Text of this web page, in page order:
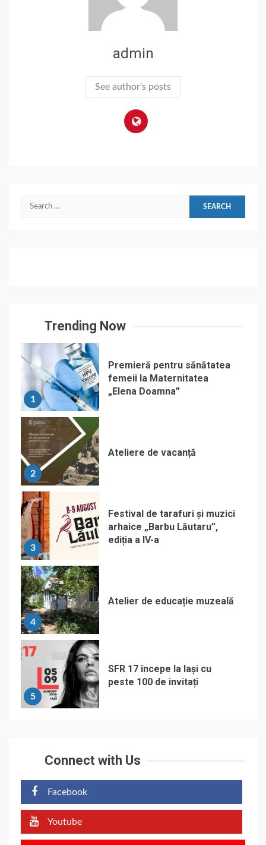
admin
See author's posts
Search
Trending Now
1
Premieră pentru sănătatea
femeii la Maternitatea
„Elena Doamna”
2
Ateliere de vacanță
3
Festival de tarafuri și muzici
arhaice „Barbu Lăutaru”,
ediția a IV-a
4
Atelier de educație muzeală
5
SFR 17 începe la Iași cu
peste 100 de invitați
Connect with Us
Facebook
Youtube